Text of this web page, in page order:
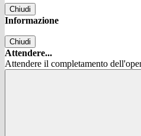
Chiudi
Informazione
Chiudi
Attendere...
Attendere il completamento